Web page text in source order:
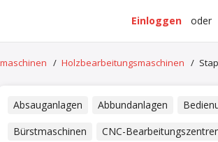
oder
Einloggen
/ Holzbearbeitungsmaschinen /
Absauganlagen Abbundanlagen
Bürstmaschinen
CNC-